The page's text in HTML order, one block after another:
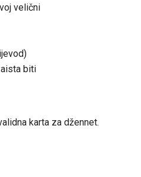
velični
biti
karta za džennet.